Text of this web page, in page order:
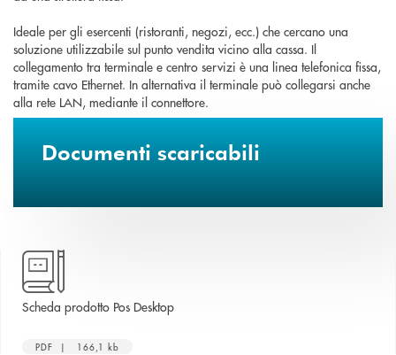
Ideale per gli esercenti (ristoranti, negozi, ecc.) che cercano una
soluzione utilizzabile sul punto vendita vicino alla cassa. Il
collegamento tra terminale e centro servizi è una linea telefonica fissa,
tramite cavo Ethernet. In alternativa il terminale può collegarsi anche
alla rete LAN, mediante il connettore.
Documenti scaricabili
Scheda prodotto Pos Desktopapre una nuova finestra
PDF | 166,1 kb